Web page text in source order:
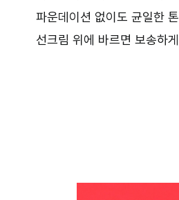
파운데이션 없이도 균일한
선크림 위에 바르면 보송하